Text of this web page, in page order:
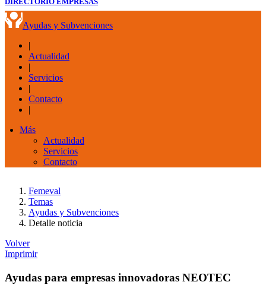
Ayudas y Subvenciones
|
Actualidad
|
Servicios
|
Contacto
|
Más
Actualidad
Servicios
Contacto
Femeval
Temas
Ayudas y Subvenciones
Detalle noticia
Volver
Imprimir
Ayudas para empresas innovadoras NEOTEC